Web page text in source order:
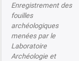
Enregistrement des
fouilles
archéologiques
menées par le
Laboratoire
Archéologie et